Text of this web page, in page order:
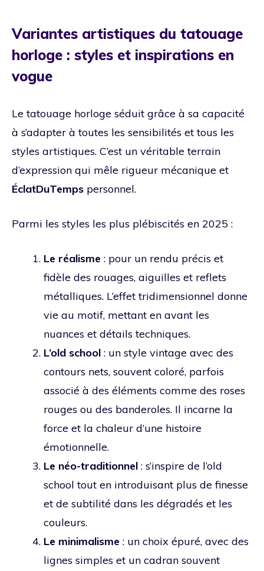
Variantes artistiques du tatouage
horloge : styles et inspirations en
vogue
Le tatouage horloge séduit grâce à sa capacité
à s’adapter à toutes les sensibilités et tous les
styles artistiques. C’est un véritable terrain
d’expression qui mêle rigueur mécanique et
ÉclatDuTemps personnel.
Parmi les styles les plus plébiscités en 2025 :
Le réalisme : pour un rendu précis et
fidèle des rouages, aiguilles et reflets
métalliques. L’effet tridimensionnel donne
vie au motif, mettant en avant les
nuances et détails techniques.
L’old school : un style vintage avec des
contours nets, souvent coloré, parfois
associé à des éléments comme des roses
rouges ou des banderoles. Il incarne la
force et la chaleur d’une histoire
émotionnelle.
Le néo-traditionnel : s’inspire de l’old
school tout en introduisant plus de finesse
et de subtilité dans les dégradés et les
couleurs.
Le minimalisme : un choix épuré, avec des
lignes simples et un cadran souvent